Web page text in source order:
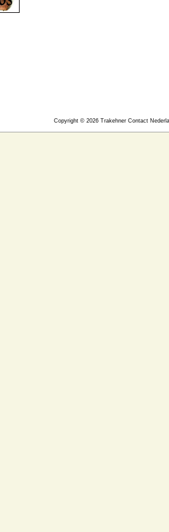
Copyright © 2026 Trakehner Contact